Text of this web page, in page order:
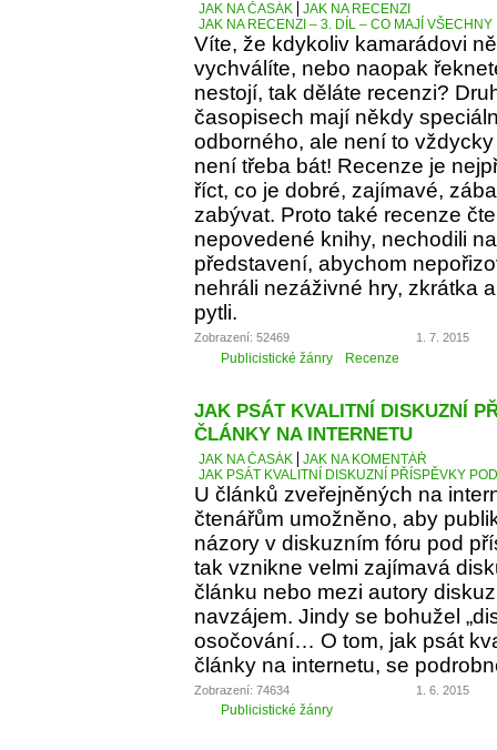
JAK NA ČASÁK
JAK NA RECENZI
JAK NA RECENZI – 3. DÍL – CO MAJÍ
Víte, že kdykoliv kamarádovi
vychválíte, nebo naopak
nestojí, tak děláte recenzi?
časopisech mají někdy
odborného, ale není to
není třeba bát! Recenze je
říct, co je dobré, zajímavé,
zabývat. Proto také recenze
nepovedené knihy, nechodili
představení, abychom
nehráli nezáživné hry, zkrátka
pytli.
Zobrazení: 52469 1. 7. 2015
Publicistické žánry Recenze
JAK PSÁT KVALITNÍ DISKUZNÍ
ČLÁNKY NA INTERNETU
JAK NA ČASÁK
JAK NA KOMENTÁŘ
JAK PSÁT KVALITNÍ DISKUZNÍ PŘÍSPĚVKY
U článků zveřejněných na
čtenářům umožněno, aby
názory v diskuzním fóru pod
tak vznikne velmi zajímavá
článku nebo mezi autory
navzájem. Jindy se bohužel
osočování… O tom, jak psát
články na internetu, se
Zobrazení: 74634 1. 6. 2015
Publicistické žánry